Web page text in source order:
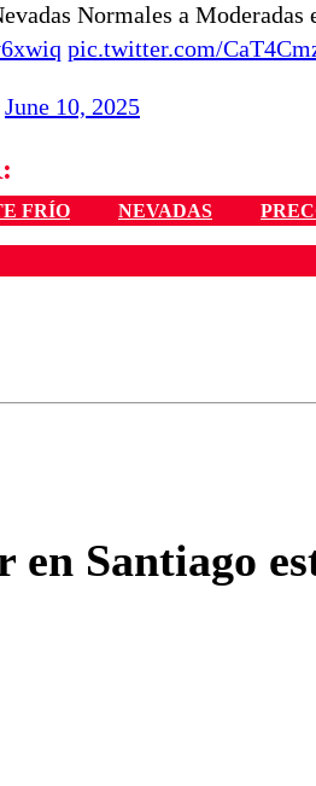
Normales a Moderadas
pic.twitter.com/
June 10, 2025
FRÍO NEVADAS
Santiago